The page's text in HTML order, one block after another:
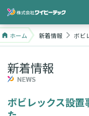
ホーム 新着情報 ボビ
新着情報
NEWS
ボビレックス設